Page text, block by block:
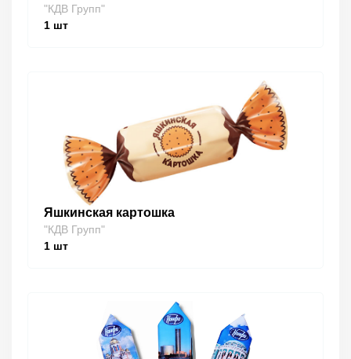
"КДВ Групп"
1 шт
Яшкинская картошка
"КДВ Групп"
1 шт